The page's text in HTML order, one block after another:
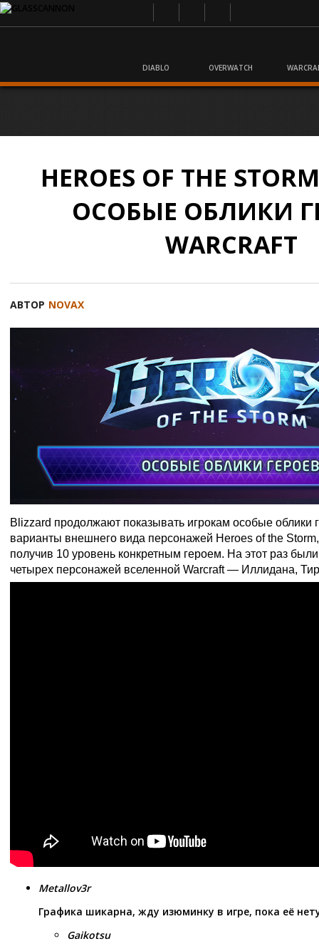
DIABLO OVERWATCH
HEROES OF THE
ОСОБЫЕ ОБЛИКИ
WARCRAFT
АВТОР NOVAX
Blizzard продолжают показывать игрокам особые
варианты внешнего вида персонажей Heroes of the
получив 10 уровень конкретным героем. На этот раз
четырех персонажей вселенной Warcraft — Иллидана,
Metallov3r
Графика шикарна, жду изюминку в игре, пока её
Gaikotsu